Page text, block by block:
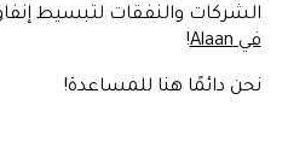
الشركات والنفقات لتبسيط
في Alaan
!
نحن دائمًا هنا للمساعدة!